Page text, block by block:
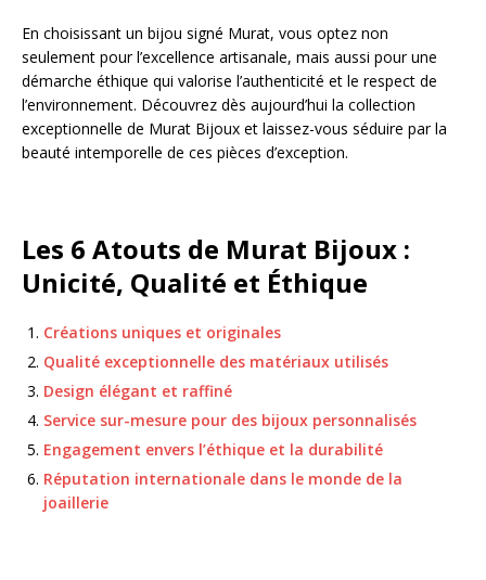
En choisissant un bijou signé Murat, vous optez non
seulement pour l’excellence artisanale, mais aussi pour une
démarche éthique qui valorise l’authenticité et le respect de
l’environnement. Découvrez dès aujourd’hui la collection
exceptionnelle de Murat Bijoux et laissez-vous séduire par la
beauté intemporelle de ces pièces d’exception.
Les 6 Atouts de Murat Bijoux :
Unicité, Qualité et Éthique
Créations uniques et originales
Qualité exceptionnelle des matériaux utilisés
Design élégant et raffiné
Service sur-mesure pour des bijoux personnalisés
Engagement envers l’éthique et la durabilité
Réputation internationale dans le monde de la
joaillerie